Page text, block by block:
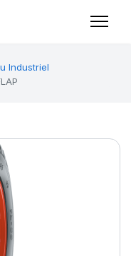
Industriel